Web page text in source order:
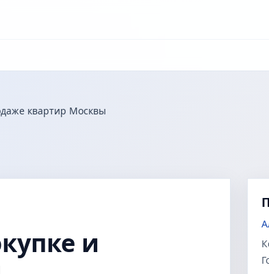
квартир Москвы
и